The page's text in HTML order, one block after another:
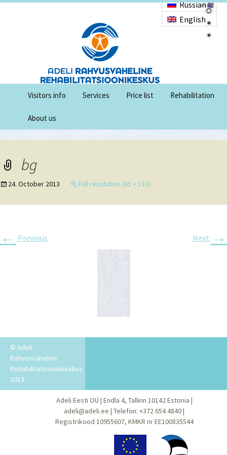
Russian
English
Visitors info Services Price list Rehabilitation
About us
bg
24. October 2013 Full resolution (65 × 133)
← Previous Next →
© Adeli
Rahvusvaheline
Rehabilitatsioonikeskus
2013
Adeli Eesti OÜ | Endla 4, Tallinn 10142 Estonia |
adeli@adeli.ee | Telefon: +372 654 4840 |
Registrikood 10955607, KMKR nr EE100835544